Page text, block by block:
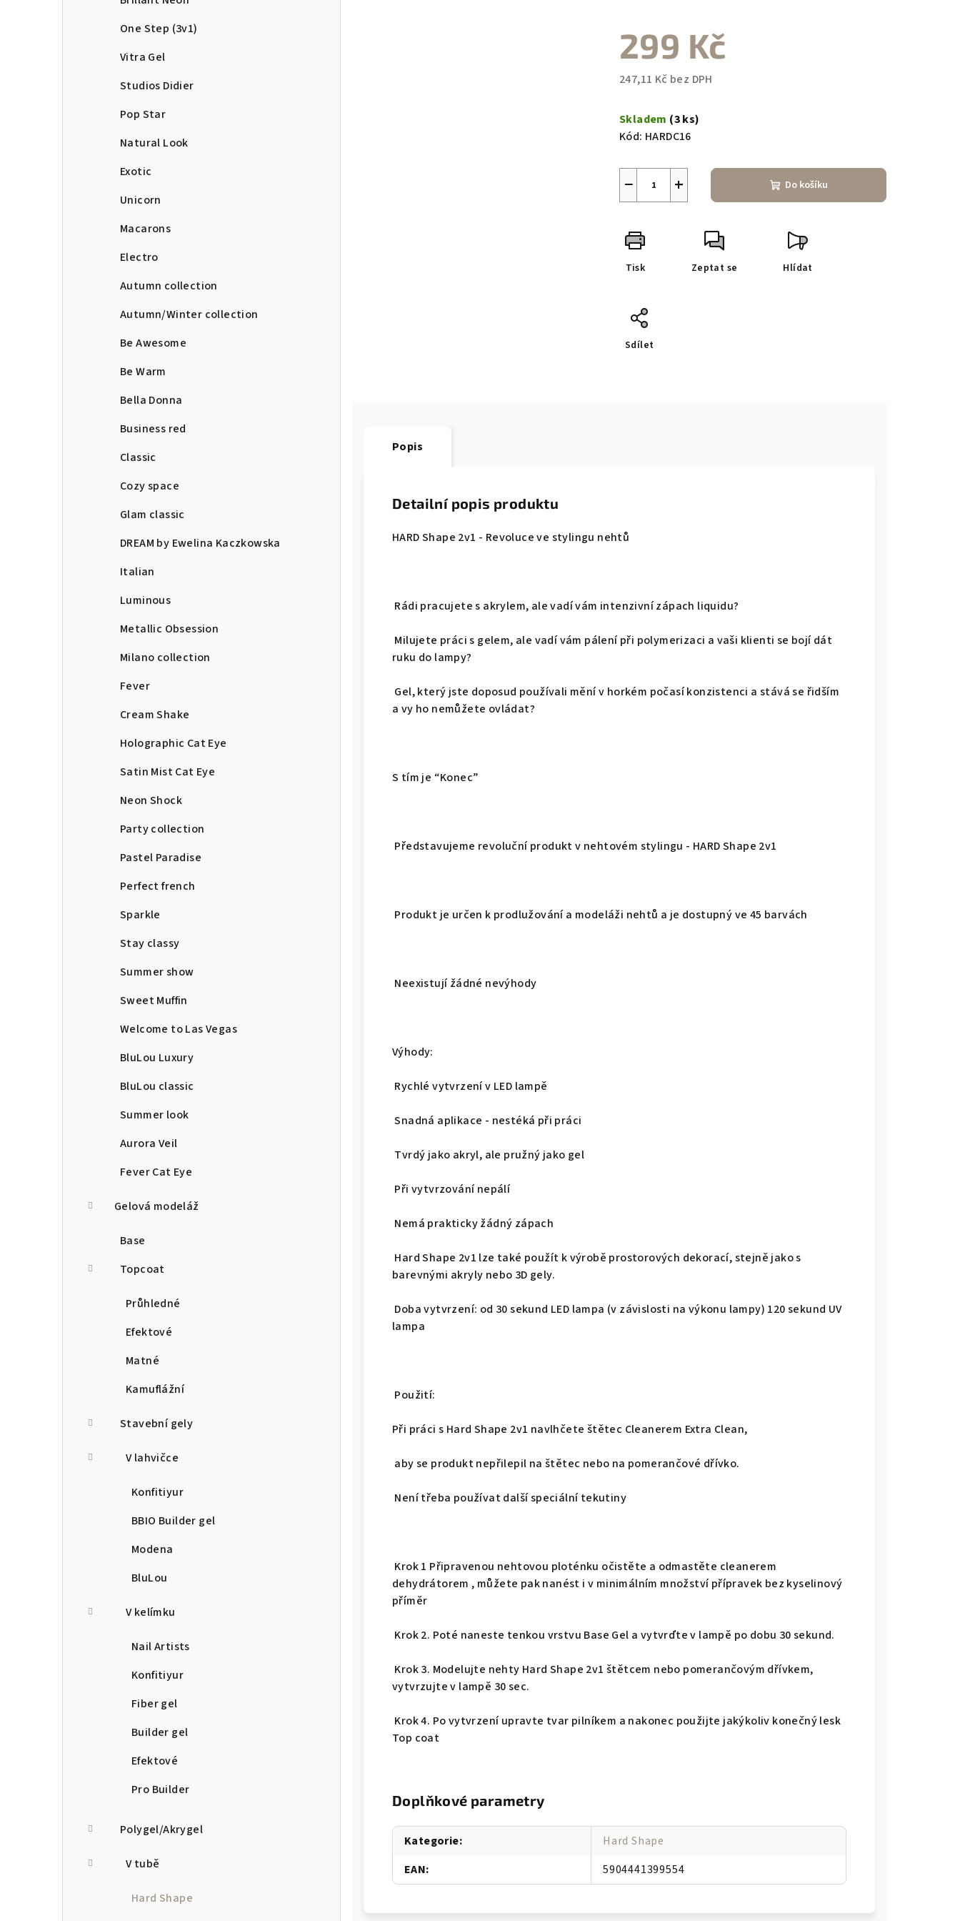
One Step (3v1)
Vitra Gel
Studios Didier
Pop Star
Natural Look
Exotic
Unicorn
Macarons
Electro
Autumn collection
Autumn/Winter collection
Be Awesome
Be Warm
Bella Donna
Business red
Classic
Cozy space
Glam classic
DREAM by Ewelina Kaczkowska
Italian
Luminous
Metallic Obsession
Milano collection
Fever
Cream Shake
Holographic Cat Eye
Satin Mist Cat Eye
Neon Shock
Party collection
Pastel Paradise
Perfect french
Sparkle
Stay classy
Summer show
Sweet Muffin
Welcome to Las Vegas
BluLou Luxury
BluLou classic
Summer look
Aurora Veil
Fever Cat Eye
Gelová modeláž
Base
Topcoat
Průhledné
Efektové
Matné
Kamuflážní
Stavební gely
V lahvičce
Konfitiyur
BBIO Builder gel
Modena
BluLou
V kelímku
Nail Artists
Konfitiyur
Fiber gel
Builder gel
Efektové
Pro Builder
Polygel/Akrygel
V tubě
Hard Shape
299 Kč
247,11 Kč bez DPH
cena:
Skladem (3 ks)
Kód: HARDC16
+
− Do košíku
Tisk Zeptat se Hlídat
Sdílet
Popis
Detailní popis produktu
HARD Shape 2v1 - Revoluce ve stylingu nehtů
Rádi pracujete s akrylem, ale vadí vám intenzivní zápach liquidu?
Milujete práci s gelem, ale vadí vám pálení při polymerizaci a vaši klienti se bojí dát
ruku do lampy?
Gel, který jste doposud používali mění v horkém počasí konzistenci a stává se řidším
a vy ho nemůžete ovládat?
S tím je “Konec”
Představujeme revoluční produkt v nehtovém stylingu - HARD Shape 2v1
Produkt je určen k prodlužování a modeláži nehtů a je dostupný ve 45 barvách
Neexistují žádné nevýhody
Výhody:
Rychlé vytvrzení v LED lampě
Snadná aplikace - nestéká při práci
Tvrdý jako akryl, ale pružný jako gel
Při vytvrzování nepálí
Nemá prakticky žádný zápach
Hard Shape 2v1 lze také použít k výrobě prostorových dekorací, stejně jako s
barevnými akryly nebo 3D gely.
Doba vytvrzení: od 30 sekund LED lampa (v závislosti na výkonu lampy) 120 sekund UV
lampa
Použití:
Při práci s Hard Shape 2v1 navlhčete štětec Cleanerem Extra Clean,
aby se produkt nepřilepil na štětec nebo na pomerančové dřívko.
Není třeba používat další speciální tekutiny
Krok 1 Připravenou nehtovou ploténku očistěte a odmastěte cleanerem
dehydrátorem , můžete pak nanést i v minimálním množství přípravek bez kyselinový
příměr
Krok 2. Poté naneste tenkou vrstvu Base Gel a vytvrďte v lampě po dobu 30 sekund.
Krok 3. Modelujte nehty Hard Shape 2v1 štětcem nebo pomerančovým dřívkem,
vytvrzujte v lampě 30 sec.
Krok 4. Po vytvrzení upravte tvar pilníkem a nakonec použijte jakýkoliv konečný lesk
Top coat
Doplňkové parametry
Kategorie:
Hard Shape
EAN: 5904441399554